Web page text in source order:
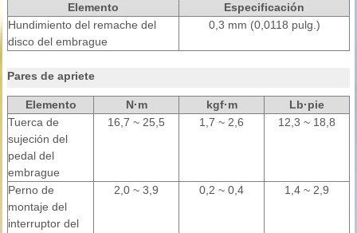
Elemento
Especificación
Hundimiento del remache del
disco del embrague
0,3 mm (0,0118 pulg.)
Pares de apriete
Elemento N·m kgf·m
Lb·pie
Tuerca de
sujeción del
pedal del
embrague
16,7 ~ 25,5 1,7 ~ 2,6 12,3 ~ 18,8
Perno de
montaje del
interruptor del
2,0 ~ 3,9 0,2 ~ 0,4 1,4 ~ 2,9